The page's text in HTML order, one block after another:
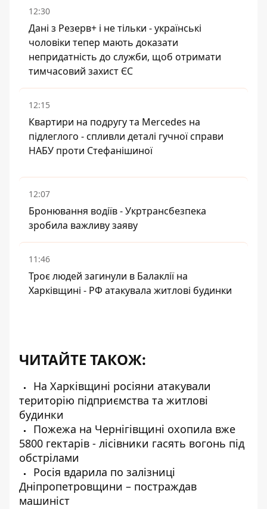
12:30
Дані з Резерв+ і не тільки - українські
чоловіки тепер мають доказати
непридатність до служби, щоб отримати
тимчасовий захист ЄС
12:15
Квартири на подругу та Mercedes на
підлеглого - спливли деталі гучної справи
НАБУ проти Стефанішиної
12:07
Бронювання водіїв - Укртрансбезпека
зробила важливу заяву
11:46
Троє людей загинули в Балаклії на
Харківщині - РФ атакувала житлові будинки
ЧИТАЙТЕ ТАКОЖ:
На Харківщині росіяни атакували
територію підприємства та житлові
будинки
Пожежа на Чернігівщині охопила вже
5800 гектарів - лісівники гасять вогонь під
обстрілами
Росія вдарила по залізниці
Дніпропетровщини – постраждав
машиніст